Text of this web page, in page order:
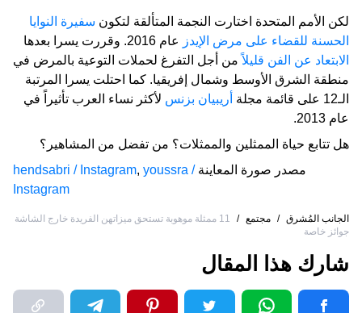
لكن الأمم المتحدة اختارت النجمة المتألقة لتكون سفيرة النوايا
الحسنة للقضاء على مرض الإيدز عام 2016. وقررت يسرا بعدها
الابتعاد عن الفن قليلاًمن أجل التفرغ لحملات التوعية بالمرض في
منطقة الشرق الأوسط وشمال إفريقيا. كما احتلت يسرا المرتبة
الـ12 على قائمة مجلة
أريبيان بزنس لأكثر نساء العرب تأثيراً في
عام 2013.
هل تتابع حياة الممثلين والممثلات؟ من تفضل من المشاهير؟
مصدر صورة المعاينة
hendsabri / Instagram, youssra /
Instagram
الجانب المُشرق / مجتمع /
11 ممثلة موهوبة تستحق ميزاتهن الفريدة خارج الشاشة
جوائز خاصة
شارك هذا المقال